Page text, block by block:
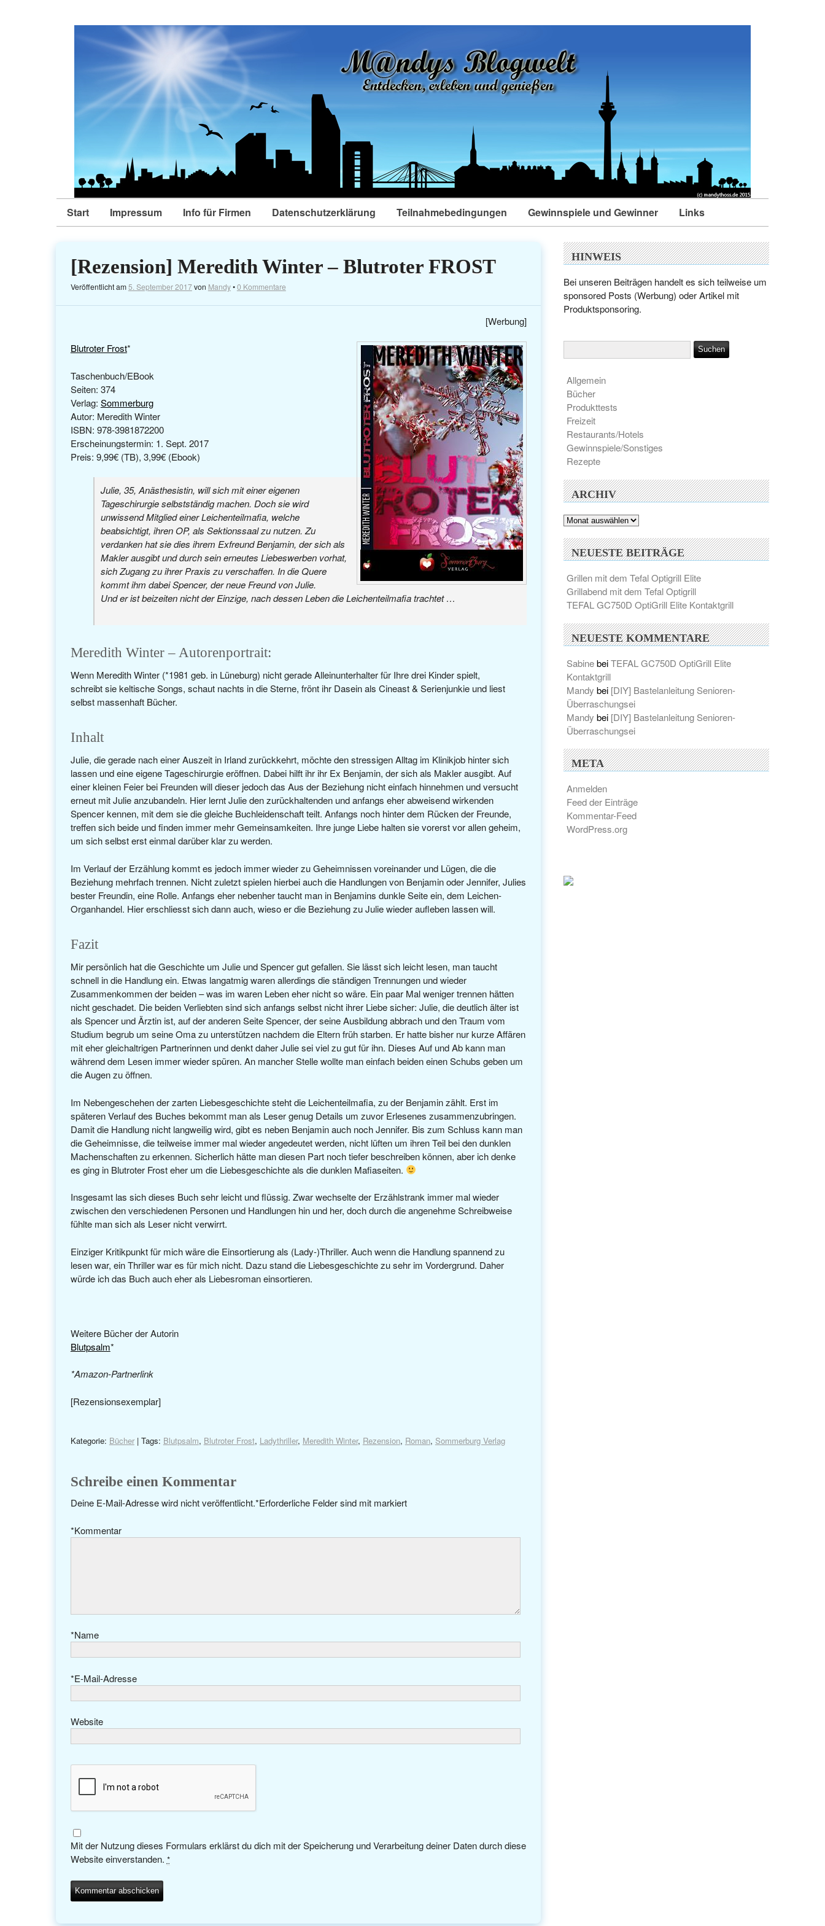
Start Impressum Info für Firmen Datenschutzerklärung Teilnahmebedingungen Gewinnspiele und Gewinner Links
[Rezension] Meredith Winter – Blutroter FROST
Veröffentlicht am5. September 2017von Mandy•0 Kommentare
[Werbung]
Blutroter Frost*
Taschenbuch/EBook
Seiten: 374
Verlag: Sommerburg
Autor: Meredith Winter
ISBN: 978-3981872200
Erscheinungstermin: 1. Sept. 2017
Preis: 9,99€ (TB), 3,99€ (Ebook)
Julie, 35, Anästhesistin, will sich mit einer eigenen
Tageschirurgie selbstständig machen. Doch sie wird
unwissend Mitglied einer Leichenteilmafia, welche
beabsichtigt, ihren OP, als Sektionssaal zu nutzen. Zu
verdanken hat sie dies ihrem Exfreund Benjamin, der sich als
Makler ausgibt und durch sein erneutes Liebeswerben vorhat,
sich Zugang zu ihrer Praxis zu verschaffen. In die Quere
kommt ihm dabei Spencer, der neue Freund von Julie.
Und er ist beizeiten nicht der Einzige, nach dessen Leben die Leichenteilmafia trachtet …
Meredith Winter – Autorenportrait:
Wenn Meredith Winter (*1981 geb. in Lüneburg) nicht gerade Alleinunterhalter für Ihre drei Kinder spielt,
schreibt sie keltische Songs, schaut nachts in die Sterne, frönt ihr Dasein als Cineast & Serienjunkie und liest
selbst massenhaft Bücher.
Inhalt
Julie, die gerade nach einer Auszeit in Irland zurückkehrt, möchte den stressigen Alltag im Klinikjob hinter sich
lassen und eine eigene Tageschirurgie eröffnen. Dabei hilft ihr ihr Ex Benjamin, der sich als Makler ausgibt. Auf
einer kleinen Feier bei Freunden will dieser jedoch das Aus der Beziehung nicht einfach hinnehmen und versucht
erneut mit Julie anzubandeln. Hier lernt Julie den zurückhaltenden und anfangs eher abweisend wirkenden
Spencer kennen, mit dem sie die gleiche Buchleidenschaft teilt. Anfangs noch hinter dem Rücken der Freunde,
treffen sich beide und finden immer mehr Gemeinsamkeiten. Ihre junge Liebe halten sie vorerst vor allen geheim,
um sich selbst erst einmal darüber klar zu werden.
Im Verlauf der Erzählung kommt es jedoch immer wieder zu Geheimnissen voreinander und Lügen, die die
Beziehung mehrfach trennen. Nicht zuletzt spielen hierbei auch die Handlungen von Benjamin oder Jennifer, Julies
bester Freundin, eine Rolle. Anfangs eher nebenher taucht man in Benjamins dunkle Seite ein, dem Leichen-
Organhandel. Hier erschliesst sich dann auch, wieso er die Beziehung zu Julie wieder aufleben lassen will.
Fazit
Mir persönlich hat die Geschichte um Julie und Spencer gut gefallen. Sie lässt sich leicht lesen, man taucht
schnell in die Handlung ein. Etwas langatmig waren allerdings die ständigen Trennungen und wieder
Zusammenkommen der beiden – was im waren Leben eher nicht so wäre. Ein paar Mal weniger trennen hätten
nicht geschadet. Die beiden Verliebten sind sich anfangs selbst nicht ihrer Liebe sicher: Julie, die deutlich älter ist
als Spencer und Ärztin ist, auf der anderen Seite Spencer, der seine Ausbildung abbrach und den Traum vom
Studium begrub um seine Oma zu unterstützen nachdem die Eltern früh starben. Er hatte bisher nur kurze Affären
mit eher gleichaltrigen Partnerinnen und denkt daher Julie sei viel zu gut für ihn. Dieses Auf und Ab kann man
während dem Lesen immer wieder spüren. An mancher Stelle wollte man einfach beiden einen Schubs geben um
die Augen zu öffnen.
Im Nebengeschehen der zarten Liebesgeschichte steht die Leichenteilmafia, zu der Benjamin zählt. Erst im
späteren Verlauf des Buches bekommt man als Leser genug Details um zuvor Erlesenes zusammenzubringen.
Damit die Handlung nicht langweilig wird, gibt es neben Benjamin auch noch Jennifer. Bis zum Schluss kann man
die Geheimnisse, die teilweise immer mal wieder angedeutet werden, nicht lüften um ihren Teil bei den dunklen
Machenschaften zu erkennen. Sicherlich hätte man diesen Part noch tiefer beschreiben können, aber ich denke
es ging in Blutroter Frost eher um die Liebesgeschichte als die dunklen Mafiaseiten.
Insgesamt las sich dieses Buch sehr leicht und flüssig. Zwar wechselte der Erzählstrank immer mal wieder
zwischen den verschiedenen Personen und Handlungen hin und her, doch durch die angenehme Schreibweise
fühlte man sich als Leser nicht verwirrt.
Einziger Kritikpunkt für mich wäre die Einsortierung als (Lady-)Thriller. Auch wenn die Handlung spannend zu
lesen war, ein Thriller war es für mich nicht. Dazu stand die Liebesgeschichte zu sehr im Vordergrund. Daher
würde ich das Buch auch eher als Liebesroman einsortieren.
Weitere Bücher der Autorin
Blutpsalm*
*Amazon-Partnerlink
[Rezensionsexemplar]
Kategorie: Bücher| Tags: Blutpsalm, Blutroter Frost, Ladythriller, Meredith Winter, Rezension, Roman, Sommerburg Verlag
Schreibe einen Kommentar
Deine E-Mail-Adresse wird nicht veröffentlicht. Erforderliche Felder sind mit
* markiert
Kommentar
*
Name
*
E-Mail-Adresse
*
Website
Mit der Nutzung dieses Formulars erklärst du dich mit der Speicherung und Verarbeitung deiner Daten durch diese
Website einverstanden. *
HINWEIS
Bei unseren Beiträgen handelt es sich teilweise um
sponsored Posts (Werbung) oder Artikel mit
Produktsponsoring.
Allgemein
Bücher
Produkttests
Freizeit
Restaurants/Hotels
Gewinnspiele/Sonstiges
Rezepte
ARCHIV
Archiv
NEUESTE BEITRÄGE
Grillen mit dem Tefal Optigrill Elite
Grillabend mit dem Tefal Optigrill
TEFAL GC750D OptiGrill Elite Kontaktgrill
NEUESTE KOMMENTARE
SabinebeiTEFAL GC750D OptiGrill Elite
Kontaktgrill
Mandy bei [DIY] Bastelanleitung Senioren-
Überraschungsei
Mandy bei [DIY] Bastelanleitung Senioren-
Überraschungsei
META
Anmelden
Feed der Einträge
Kommentar-Feed
WordPress.org